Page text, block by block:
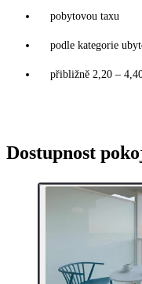
pobytovou taxu
podle kategorie
přibližně 2,20 –
Dostupnost